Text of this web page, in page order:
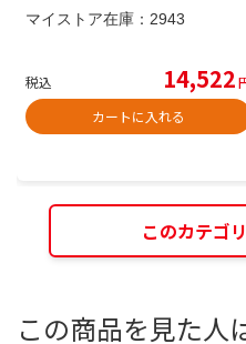
マイストア在庫： 2943
税込 14,522
カートに入れる
このカテゴ
この商品を見た人